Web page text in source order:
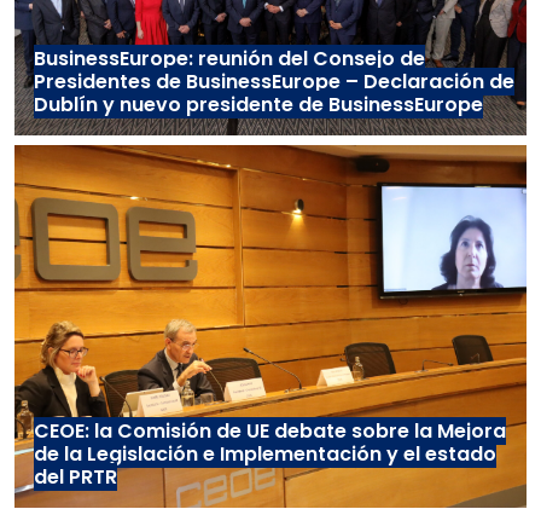
BusinessEurope: reunión del Consejo de
Presidentes de BusinessEurope – Declaración de
Dublín y nuevo presidente de BusinessEurope
CEOE: la Comisión de UE debate sobre la Mejora
de la Legislación e Implementación y el estado
del PRTR